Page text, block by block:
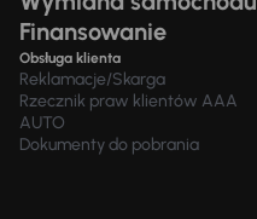
Finansowanie
Obsługa klienta
Reklamacje/Skarga
Rzecznik praw klientów AAA
AUTO
Dokumenty do pobrania